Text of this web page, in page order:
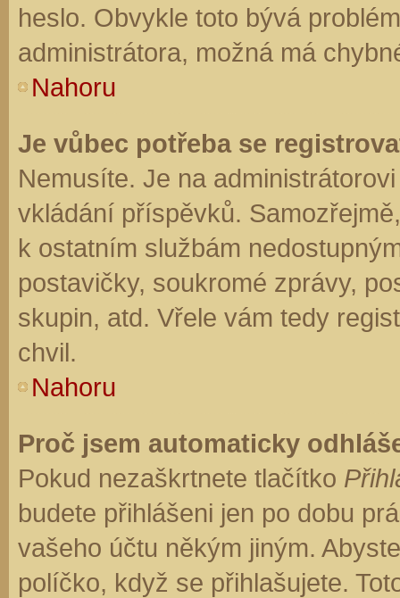
heslo. Obvykle toto bývá
administrátora, možná má
Nahoru
Je vůbec potřeba se
Nemusíte. Je na
vkládání příspěvků.
k ostatním službám
postavičky, soukromé zprávy,
skupin, atd. Vřele vám tedy
chvil.
Nahoru
Proč jsem automaticky
Pokud nezaškrtnete tlačítko
budete přihlášeni jen po dobu
vašeho účtu někým jiným.
políčko, když se přihlašujete.